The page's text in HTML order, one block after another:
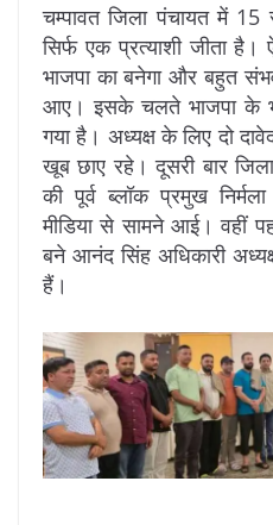
चम्पावत जिला पंचायत में
सिर्फ एक प्रत्याशी जीता
भाजपा का बनेगा और बहुत
आए। इसके चलते भाजपा के
गया है। अध्यक्ष के लिए दो
खूब छाए रहे। दूसरी बार
की पूर्व ब्लॉक प्रमुख
मीडिया से सामने आई। वहीं
बने आनंद सिंह अधिकारी
हैं।